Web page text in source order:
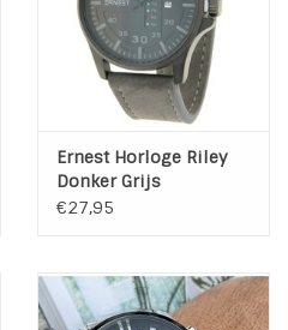
Ernest Horloge Riley
Donker Grijs
€27,95